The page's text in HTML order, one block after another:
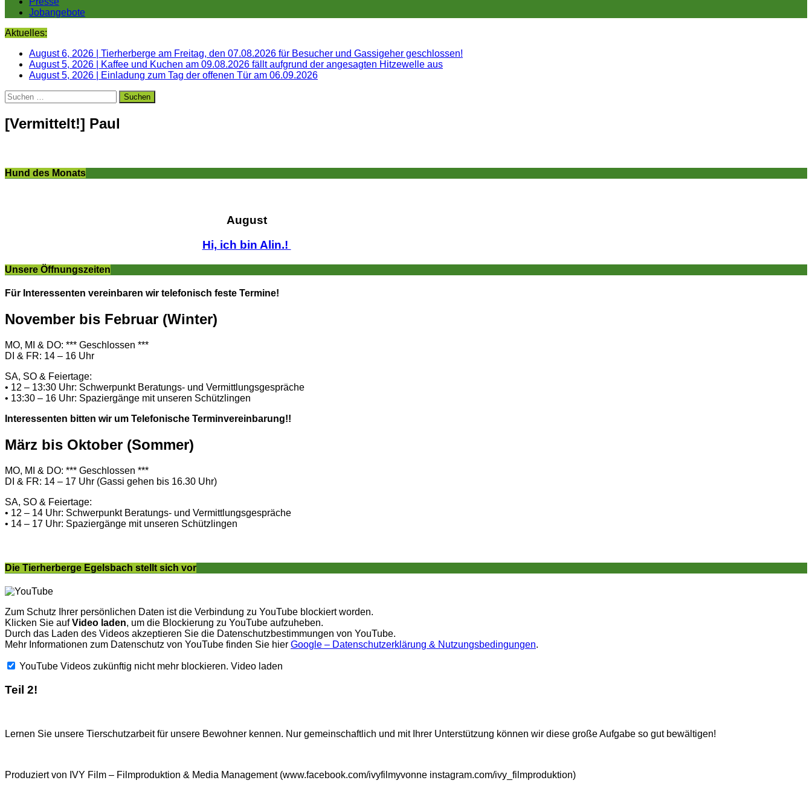
Jobangebote
Aktuelles:
August 6, 2026
Tierherberge am Freitag, den 07.08.2026 für Besucher und Gassigeher geschlossen!
August 5, 2026
Kaffee und Kuchen am 09.08.2026 fällt aufgrund der angesagten Hitzewelle aus
August 5, 2026
Einladung zum Tag der offenen Tür am 06.09.2026
Suchen
nach:
[Vermittelt!] Paul
Hund des Monats
August
Hi, ich bin Alin.!
Unsere Öffnungszeiten
Für Interessenten vereinbaren wir telefonisch feste Termine!
November bis Februar (Winter)
MO, MI & DO: *** Geschlossen ***
DI & FR: 14 – 16 Uhr
SA, SO & Feiertage:
• 12 – 13:30 Uhr: Schwerpunkt Beratungs- und Vermittlungsgespräche
• 13:30 – 16 Uhr: Spaziergänge mit unseren Schützlingen
Interessenten bitten wir um Telefonische Terminvereinbarung!!
März bis Oktober (Sommer)
MO, MI & DO: *** Geschlossen ***
DI & FR: 14 – 17 Uhr (Gassi gehen bis 16.30 Uhr)
SA, SO & Feiertage:
• 12 – 14 Uhr: Schwerpunkt Beratungs- und Vermittlungsgespräche
• 14 – 17 Uhr: Spaziergänge mit unseren Schützlingen
Die Tierherberge Egelsbach stellt sich vor
Zum Schutz Ihrer persönlichen Daten ist die Verbindung zu YouTube blockiert worden.
Klicken Sie aufVideo laden, um die Blockierung zu YouTube aufzuheben.
Durch das Laden des Videos akzeptieren Sie die Datenschutzbestimmungen von YouTube.
Mehr Informationen zum Datenschutz von YouTube finden Sie hier Google – Datenschutzerklärung & Nutzungsbedingungen.
YouTube Videos zukünftig nicht mehr blockieren. Video laden
Teil 2!
Lernen Sie unsere Tierschutzarbeit für unsere Bewohner kennen. Nur gemeinschaftlich und mit Ihrer Unterstützung können wir diese große Aufgabe so gut bewältigen!
Produziert von IVY Film – Filmproduktion & Media Management (www.facebook.com/ivyfilmyvonne instagram.com/ivy_filmproduktion)